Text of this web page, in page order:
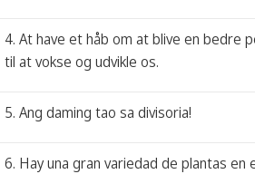
4. At have et håb om at blive en bedre
til at vokse og udvikle os.
5. Ang daming tao sa divisoria!
6. Hay una gran variedad de plantas en